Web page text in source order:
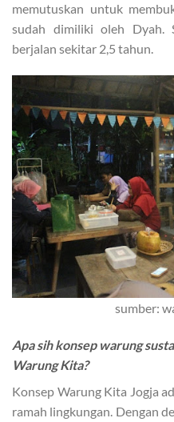
memutuskan untuk
sudah dimiliki oleh Dyah.
berjalan sekitar 2,5 tahun.
sumber:
Apa sih konsep warung
Warung Kita?
Konsep Warung Kita Jogja
ramah lingkungan. Dengan